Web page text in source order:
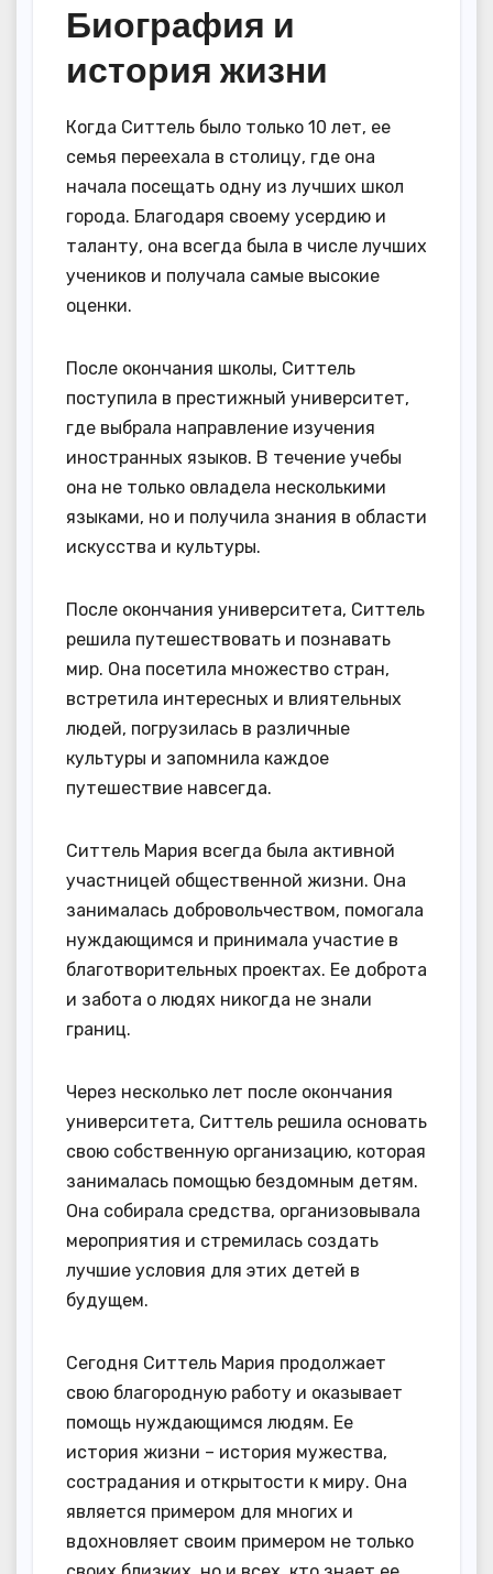
Биография и
история жизни
Когда Ситтель было только 10 лет, ее
семья переехала в столицу, где она
начала посещать одну из лучших школ
города. Благодаря своему усердию и
таланту, она всегда была в числе лучших
учеников и получала самые высокие
оценки.
После окончания школы, Ситтель
поступила в престижный университет,
где выбрала направление изучения
иностранных языков. В течение учебы
она не только овладела несколькими
языками, но и получила знания в области
искусства и культуры.
После окончания университета, Ситтель
решила путешествовать и познавать
мир. Она посетила множество стран,
встретила интересных и влиятельных
людей, погрузилась в различные
культуры и запомнила каждое
путешествие навсегда.
Ситтель Мария всегда была активной
участницей общественной жизни. Она
занималась добровольчеством, помогала
нуждающимся и принимала участие в
благотворительных проектах. Ее доброта
и забота о людях никогда не знали
границ.
Через несколько лет после окончания
университета, Ситтель решила основать
свою собственную организацию, которая
занималась помощью бездомным детям.
Она собирала средства, организовывала
мероприятия и стремилась создать
лучшие условия для этих детей в
будущем.
Сегодня Ситтель Мария продолжает
свою благородную работу и оказывает
помощь нуждающимся людям. Ее
история жизни – история мужества,
сострадания и открытости к миру. Она
является примером для многих и
вдохновляет своим примером не только